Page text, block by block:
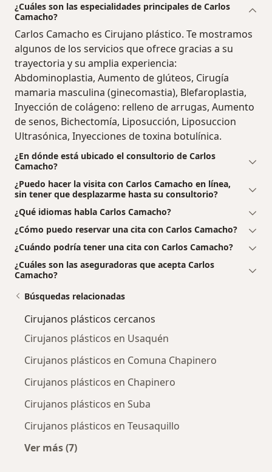
¿Cuáles son las especialidades principales de Carlos
Camacho?
Carlos Camacho es Cirujano plástico. Te mostramos
algunos de los servicios que ofrece gracias a su
trayectoria y su amplia experiencia:
Abdominoplastia, Aumento de glúteos, Cirugía
mamaria masculina (ginecomastia), Blefaroplastia,
Inyección de colágeno: relleno de arrugas, Aumento
de senos, Bichectomía, Liposucción, Liposuccion
Ultrasónica, Inyecciones de toxina botulínica.
¿En dónde está ubicado el consultorio de Carlos
Camacho?
¿Puedo hacer la visita con Carlos Camacho en línea,
sin tener que desplazarme hasta su consultorio?
¿Qué idiomas habla Carlos Camacho?
¿Cómo puedo reservar una cita con Carlos Camacho?
¿Cuándo podría tener una cita con Carlos Camacho?
¿Cuáles son las aseguradoras que acepta Carlos
Camacho?
Búsquedas relacionadas
Cirujanos plásticos cercanos
Cirujanos plásticos en Usaquén
Cirujanos plásticos en Comuna Chapinero
Cirujanos plásticos en Chapinero
Cirujanos plásticos en Suba
Cirujanos plásticos en Teusaquillo
Ver más (7)